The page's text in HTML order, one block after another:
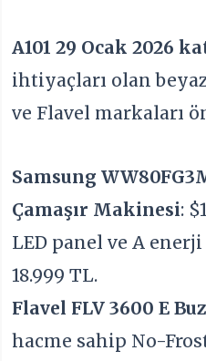
A101 29 Ocak 2026
ihtiyaçları olan
ve Flavel markaları
Samsung
Çamaşır Makinesi:
LED panel ve A
18.999 TL.
Flavel FLV 3600 E
hacme sahip No-